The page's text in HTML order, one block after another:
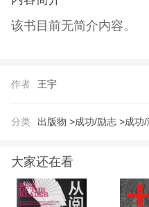
该书目前无简介内容。
作者 王宇
分类 出版物 >成功/励志 >成功/
大家还在看